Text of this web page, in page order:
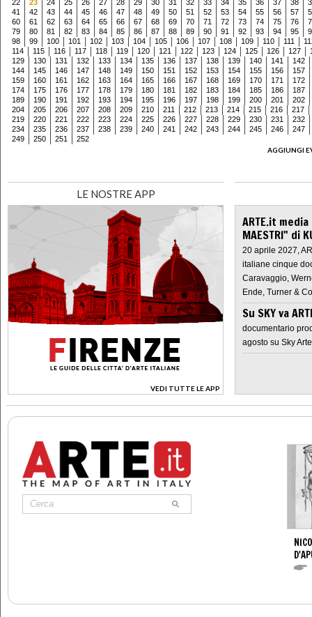
22 23 24 25 26 27 28 29 30 31 32 33 34 35 36 37 38
41
42 43 44 45 46 47 48 49 50 51 52 53 54 55 56 57
60
61 62 63 64 65 66 67 68 69 70 71 72 73 74 75 76
79
80 81 82 83 84 85 86 87 88 89 90 91 92 93 94 95
98
99 100 101 102 103 104 105 106 107 108 109 110 111
114
115 116 117 118 119 120 121 122 123 124 125 126 127
129
130 131 132 133 134 135 136 137 138 139 140 141
142
144
145 146 147 148 149 150 151 152 153 154 155 156
157
159
160 161 162 163 164 165 166 167 168 169 170 171
172
174
175 176 177 178 179 180 181 182 183 184 185 186
187
189
190 191 192 193 194 195 196 197 198 199 200 201
202
204
205 206 207 208 209 210 211 212 213 214 215 216
217
219
220 221 222 223 224 225 226 227 228 229 230 231
232
234
235 236 237 238 239 240 241 242 243 244 245 246
247
249
250 251
252
AGGIUNGI
LE NOSTRE APP
VEDI TUTTE LE APP
>
ARTE.it
MAESTRI" di
20 aprile 2027,
italiane cinque
Caravaggio,
Ende, Turner &
Su SKY va
documentario
agosto su Sky Arte